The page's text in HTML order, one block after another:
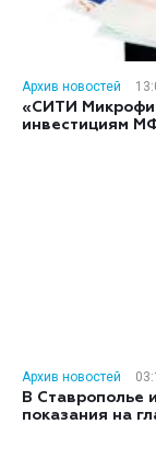
Архив новостей
«СИТИ
инвестициям
Архив новостей
В Ставрополье
показания на